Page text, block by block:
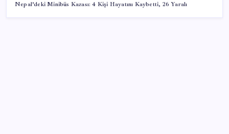
Nepal’deki Minibüs Kazası: 4 Kişi Hayatını Kaybetti, 26 Yaralı